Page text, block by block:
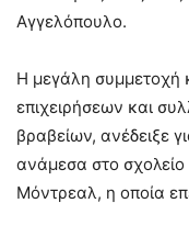
Αγγελόπουλο.
Η μεγάλη συμμετοχή
επιχειρήσεων και
βραβείων, ανέδειξε
ανάμεσα στο σχολείο
Μόντρεαλ, η οποία